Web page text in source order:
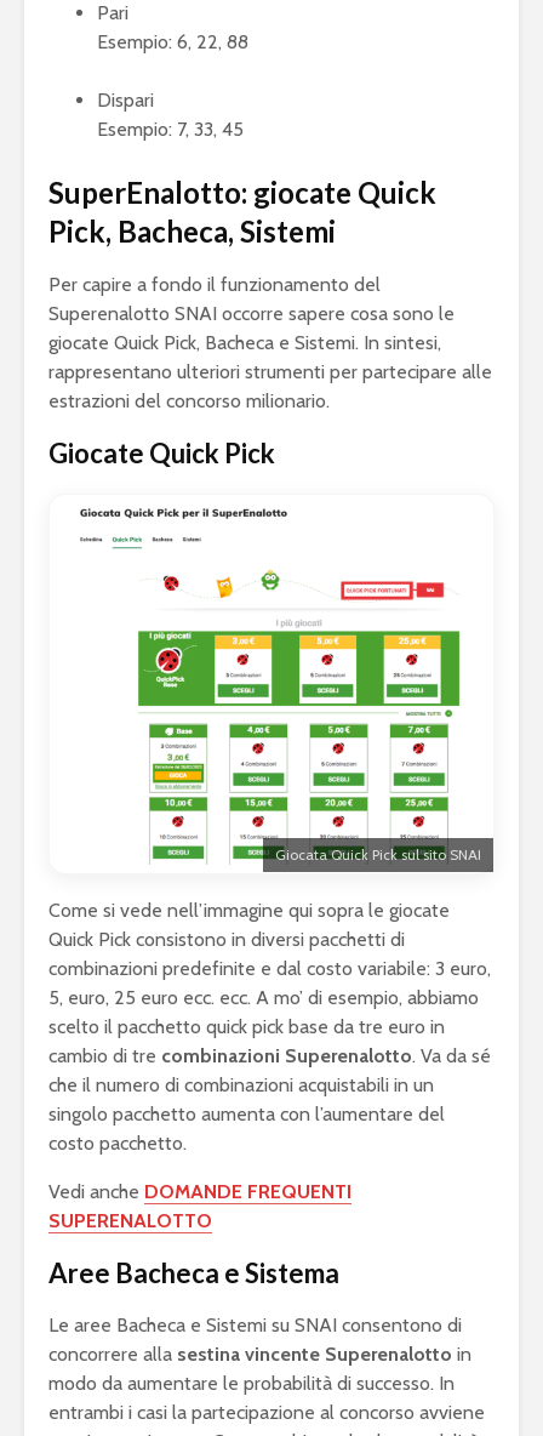
Pari
Esempio: 6, 22, 88
Dispari
Esempio: 7, 33, 45
SuperEnalotto: giocate Quick
Pick, Bacheca, Sistemi
Per capire a fondo il funzionamento del
Superenalotto SNAI occorre sapere cosa sono le
giocate Quick Pick, Bacheca e Sistemi. In sintesi,
rappresentano ulteriori strumenti per partecipare alle
estrazioni del concorso milionario.
Giocate Quick Pick
Giocata Quick Pick sul sito SNAI
Come si vede nell’immagine qui sopra le giocate
Quick Pick consistono in diversi pacchetti di
combinazioni predefinite e dal costo variabile: 3 euro,
5, euro, 25 euro ecc. ecc. A mo’ di esempio, abbiamo
scelto il pacchetto quick pick base da tre euro in
cambio di tre combinazioni Superenalotto. Va da sé
che il numero di combinazioni acquistabili in un
singolo pacchetto aumenta con l’aumentare del
costo pacchetto.
Vedi anche DOMANDE FREQUENTI
SUPERENALOTTO
Aree Bacheca e Sistema
Le aree Bacheca e Sistemi su SNAI consentono di
concorrere alla sestina vincente Superenalotto in
modo da aumentare le probabilità di successo. In
entrambi i casi la partecipazione al concorso avviene